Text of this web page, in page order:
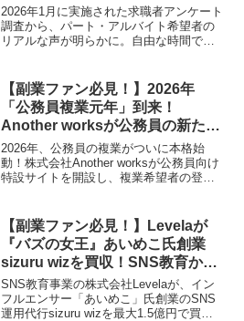
2026年1月に実施された求職者アンケート
調査から、パート・アルバイト希望者の
リアルな声が明らかに。自由な時間での
「理想の働き方」と「応募のコツ」をご
紹介します。
【副業ファン必見！】2026年
「公務員複業元年」到来！
Another worksが公務員の新たな
挑戦を全力応援！
2026年、公務員の複業がついに本格始
動！株式会社Another worksが公務員向け
特設サイトを開設し、複業希望者の登録
ルを活かせるチャンスが拡大。イベント
やラジオ配信で情報も満載、あなたのキ
ャリアに新しい選択肢が広がる予感で
す！
【副業ファン必見！】Levelaが
『バズの女王』あいめこ氏創業
sizuru wizを買収！SNS教育から
「新しい雇用」創出へ、推し活が
仕事になる未来が加速！
SNS教育事業の株式会社Levelaが、イン
フルエンサー「あいめこ」氏創業のSNS
運用代行sizuru wizを最大1.5億円で買収